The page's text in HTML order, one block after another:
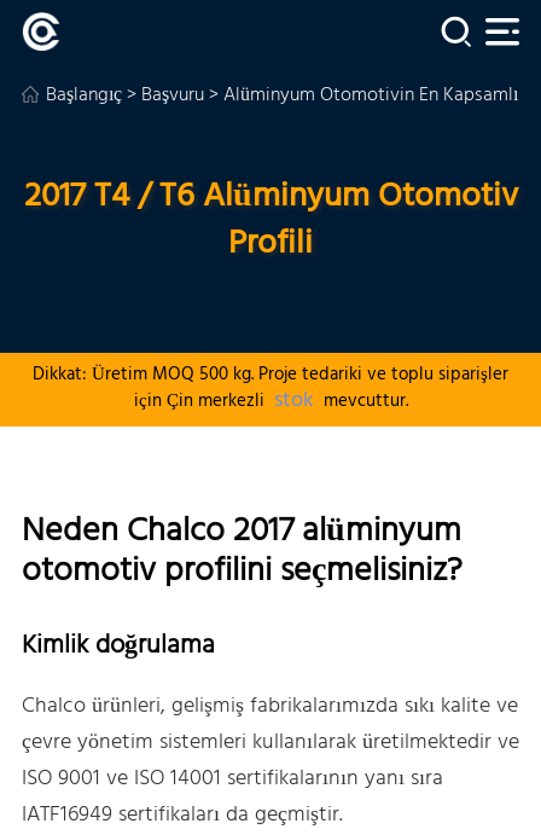
Başlangıç>Başvuru>Alüminyum Otomotivin En Kapsamlı
2017 T4 / T6 Alüminyum Otomotiv
Profili
Dikkat: Üretim MOQ 500 kg. Proje tedariki ve toplu siparişler
için Çin merkezli stok mevcuttur.
Neden Chalco 2017 alüminyum
otomotiv profilini seçmelisiniz?
Kimlik doğrulama
Chalco ürünleri, gelişmiş fabrikalarımızda sıkı kalite ve
çevre yönetim sistemleri kullanılarak üretilmektedir ve
ISO 9001 ve ISO 14001 sertifikalarının yanı sıra
IATF16949 sertifikaları da geçmiştir.